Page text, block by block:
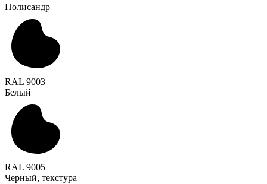
Полисандр
RAL 9003
Белый
RAL 9005
Черный, текстура